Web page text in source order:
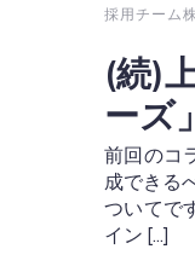
採用チーム
(続)
ーズ
前回のコ
成できる
ついてで
イン […]